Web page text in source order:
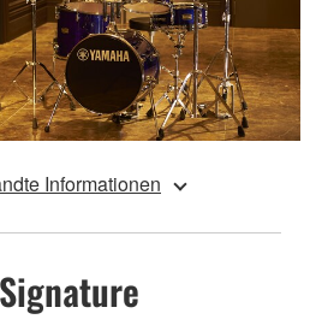
Informationen